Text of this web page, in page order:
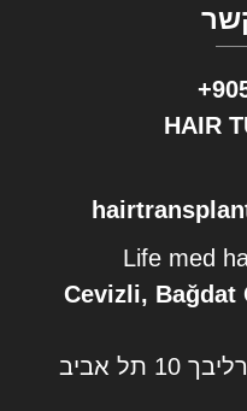
HAIR
Life med
Cevizli, Bağdat
אביב